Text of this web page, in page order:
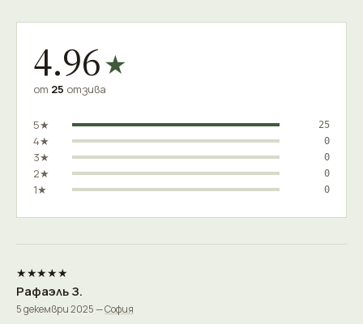
4.96★
от 25 отзива
5★ 25
4★ 0
3★ 0
2★ 0
1★ 0
★★★★★
Рафаэль З.
5 декември 2025 —София